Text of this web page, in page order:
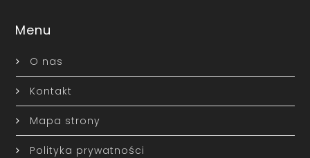
Menu
O nas
Kontakt
Mapa strony
Polityka prywatności